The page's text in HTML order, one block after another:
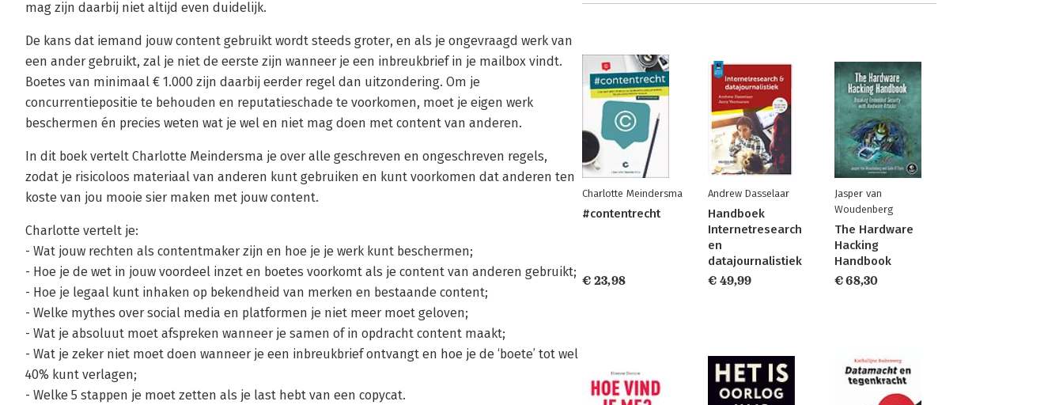
mag zijn daarbij niet altijd even duidelijk.
De kans dat iemand jouw content gebruikt wordt steeds groter, en als je ongevraagd werk van
een ander gebruikt, zal je niet de eerste zijn wanneer je een inbreukbrief in je mailbox vindt.
Boetes van minimaal € 1.000 zijn daarbij eerder regel dan uitzondering. Om je
concurrentiepositie te behouden en reputatieschade te voorkomen, moet je eigen werk
beschermen én precies weten wat je wel en niet mag doen met content van anderen.
In dit boek vertelt Charlotte Meindersma je over alle geschreven en ongeschreven regels,
zodat je risicoloos materiaal van anderen kunt gebruiken en kunt voorkomen dat anderen ten
koste van jou mooie sier maken met jouw content.
Charlotte vertelt je:
- Wat jouw rechten als contentmaker zijn en hoe je je werk kunt beschermen;
- Hoe je de wet in jouw voordeel inzet en boetes voorkomt als je content van anderen gebruikt;
- Hoe je legaal kunt inhaken op bekendheid van merken en bestaande content;
- Welke mythes over social media en platformen je niet meer moet geloven;
- Wat je absoluut moet afspreken wanneer je samen of in opdracht content maakt;
- Wat je zeker niet moet doen wanneer je een inbreukbrief ontvangt en hoe je de ‘boete’ tot wel
40% kunt verlagen;
- Welke 5 stappen je moet zetten als je last hebt van een copycat.
Charlotte Meindersma
#contentrecht
€ 23,98
Andrew Dasselaar
Handboek
Internetresearch
en
datajournalistiek
€ 49,99
Jasper van
Woudenberg
The Hardware
Hacking
Handbook
€ 68,30